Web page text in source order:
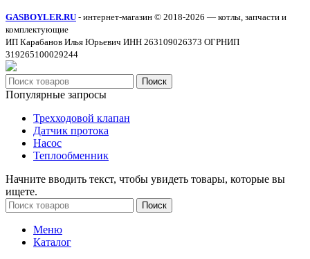
GASBOYLER.RU - интернет-магазин © 2018-2026 — котлы, запчасти и
комплектующие
ИП Карабанов Илья Юрьевич ИНН 263109026373 ОГРНИП
319265100029244
Поиск
Популярные запросы
Трехходовой клапан
Датчик протока
Насос
Теплообменник
Начните вводить текст, чтобы увидеть товары, которые вы
ищете.
Поиск
Меню
Каталог